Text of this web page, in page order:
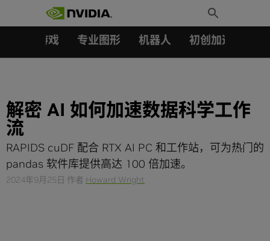
Toggle
Search
游戏 专业图形 机器人 初创加速会员成
解密 AI 如何加速数据科学工作
流
RAPIDS cuDF 配合 RTX AI PC 和工作站，可为热门的
pandas 软件库提供高达 100 倍加速。
2024年9月25日 作者 Howard Wright